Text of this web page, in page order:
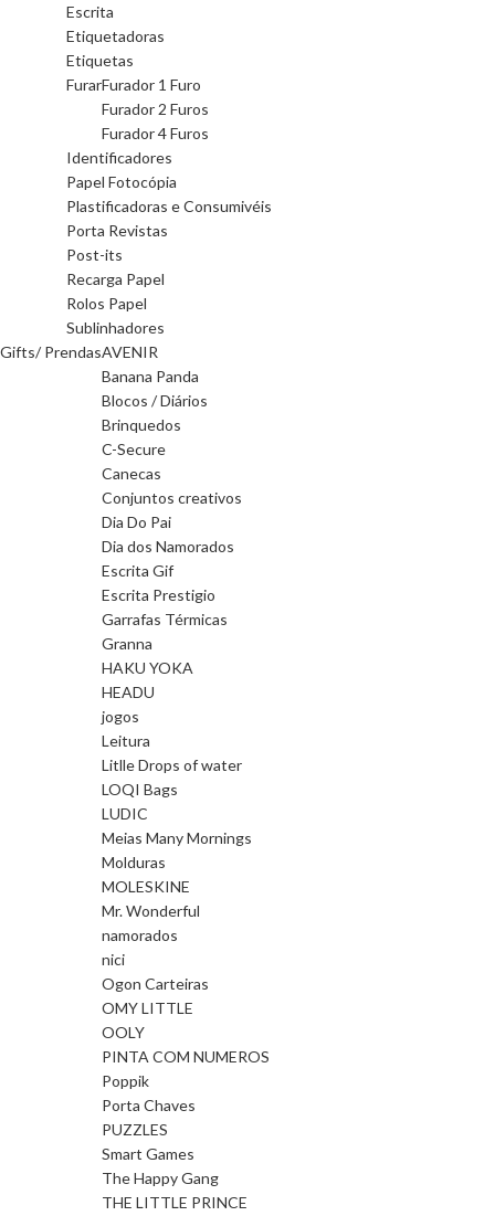
Escrita
Etiquetadoras
Etiquetas
FurarFurador 1 Furo
Furador 2 Furos
Furador 4 Furos
Identificadores
Papel Fotocópia
Plastificadoras e Consumivéis
Porta Revistas
Post-its
Recarga Papel
Rolos Papel
Sublinhadores
Gifts/ PrendasAVENIR
Banana Panda
Blocos / Diários
Brinquedos
C-Secure
Canecas
Conjuntos creativos
Dia Do Pai
Dia dos Namorados
Escrita Gif
Escrita Prestigio
Garrafas Térmicas
Granna
HAKU YOKA
HEADU
jogos
Leitura
Litlle Drops of water
LOQI Bags
LUDIC
Meias Many Mornings
Molduras
MOLESKINE
Mr. Wonderful
namorados
nici
Ogon Carteiras
OMY LITTLE
OOLY
PINTA COM NUMEROS
Poppik
Porta Chaves
PUZZLES
Smart Games
The Happy Gang
THE LITTLE PRINCE